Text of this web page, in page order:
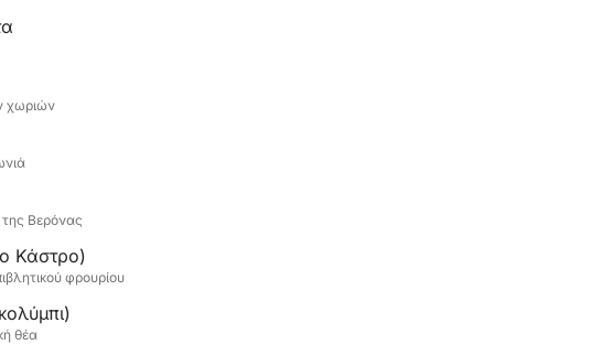
Γκάρντα και το γραφικό Μπαρντολίνο, διάσημα για
τους. Θα υπάρξει στάση για μια αξέχαστη βουτιά
επιβλητικό κάστρο Scaligero, μια μοναδική ευκαιρία να
Τέλος, θα κάνουμε μια τελευταία αναζωογονητική
με τους απόκρημνους βράχους και την εκπληκτική
θα έχετε άφθονο νερό για να αναζωογονηθείτε και ένα
το ταξίδι σας με την αγαπημένη σας μουσική,
Μια ολοκληρωμένη εμπειρία, ιδανική για όσους
χωριών
της Βερόνας
Κάστρο)
φρουρίου
θέα